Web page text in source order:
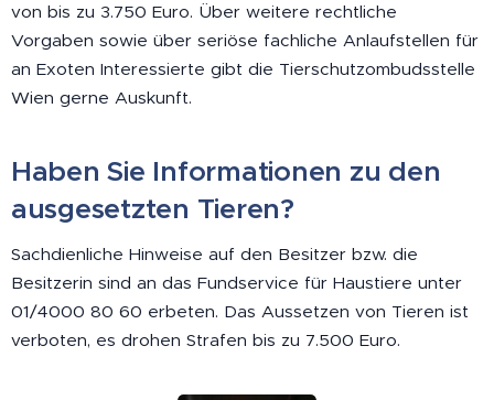
von bis zu 3.750 Euro. Über weitere rechtliche
Vorgaben sowie über seriöse fachliche Anlaufstellen für
an Exoten Interessierte gibt die Tierschutzombudsstelle
Wien gerne Auskunft.
Haben Sie Informationen zu den
ausgesetzten Tieren?
Sachdienliche Hinweise auf den Besitzer bzw. die
Besitzerin sind an das Fundservice für Haustiere unter
01/4000 80 60 erbeten. Das Aussetzen von Tieren ist
verboten, es drohen Strafen bis zu 7.500 Euro.